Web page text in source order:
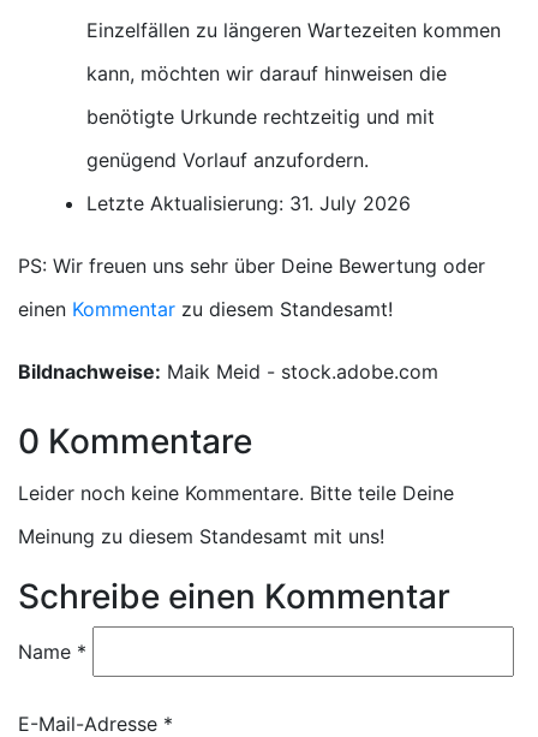
Einzelfällen zu längeren Wartezeiten kommen
kann, möchten wir darauf hinweisen die
benötigte Urkunde rechtzeitig und mit
genügend Vorlauf anzufordern.
Letzte Aktualisierung: 31. July 2026
PS: Wir freuen uns sehr über Deine Bewertung oder
einen Kommentar zu diesem Standesamt!
Bildnachweise: Maik Meid - stock.adobe.com
0 Kommentare
Leider noch keine Kommentare. Bitte teile Deine
Meinung zu diesem Standesamt mit uns!
Schreibe einen Kommentar
Name *
E-Mail-Adresse *